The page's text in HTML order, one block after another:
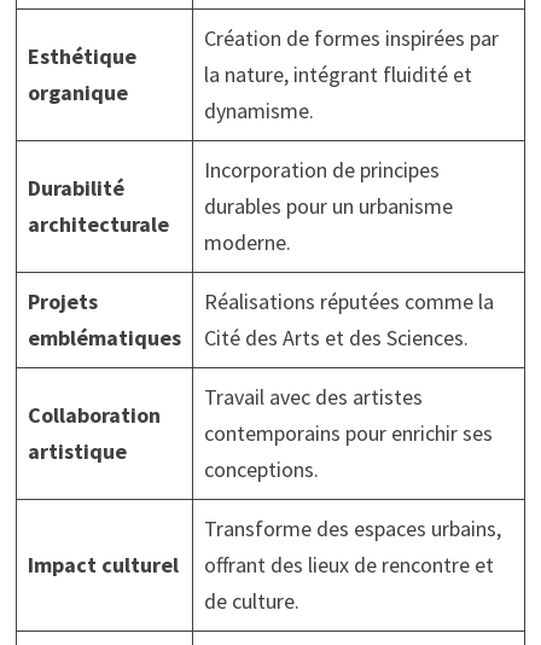
Esthétique
organique
Création de formes inspirées par
la nature, intégrant fluidité et
dynamisme.
Durabilité
architecturale
Incorporation de principes
durables pour un urbanisme
moderne.
Projets
emblématiques
Réalisations réputées comme la
Cité des Arts et des Sciences.
Collaboration
artistique
Travail avec des artistes
contemporains pour enrichir ses
conceptions.
Impact culturel
Transforme des espaces urbains,
offrant des lieux de rencontre et
de culture.